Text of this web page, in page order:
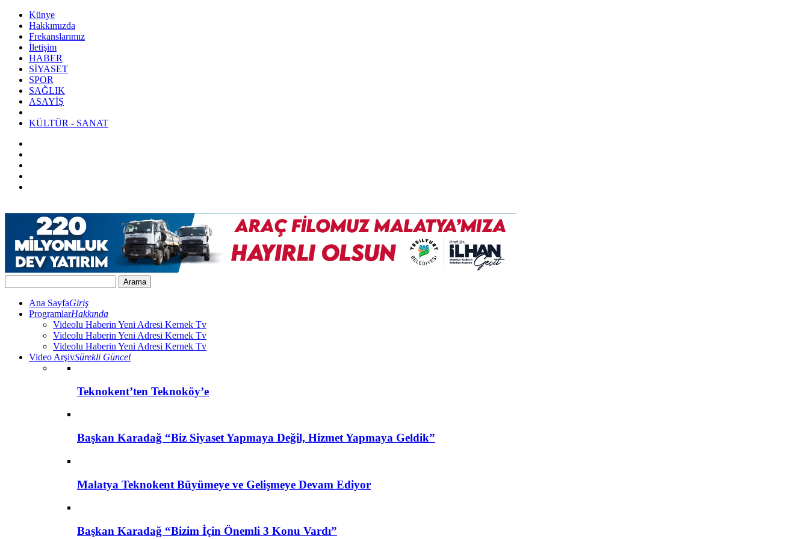
Künye
Hakkımızda
Frekanslarımız
İletişim
HABER
SİYASET
SPOR
SAĞLIK
ASAYİŞ
KÜLTÜR - SANAT
Ana SayfaGiriş
ProgramlarHakkında
Videolu Haberin Yeni Adresi Kernek Tv
Videolu Haberin Yeni Adresi Kernek Tv
Videolu Haberin Yeni Adresi Kernek Tv
Video ArşivSürekli Güncel
Teknokent’ten Teknoköy’e
Başkan Karadağ “Biz Siyaset Yapmaya Değil, Hizmet Yapmaya Geldik”
Malatya Teknokent Büyümeye ve Gelişmeye Devam Ediyor
Başkan Karadağ “Bizim İçin Önemli 3 Konu Vardı”